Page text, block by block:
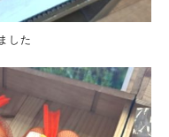
した